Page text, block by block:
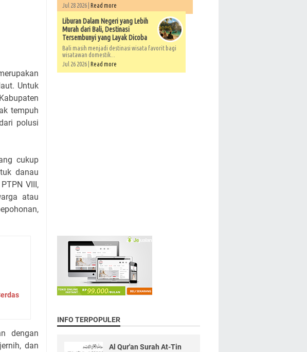
Untuk
tempuh
polusi
cukup
danau
VIII,
atau
dengan
dan
Jul 28 2026 | Read more
Liburan Dalam Negeri yang Lebih
Murah dari Bali, Destinasi
Tersembunyi yang Layak Dicoba
Bali masih menjadi destinasi wisata favorit bagi
wisatawan domestik...
Jul 26 2026 | Read more
INFO TERPOPULER
Al Qur'an Surah At-Tin